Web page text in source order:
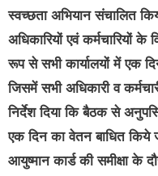
स्वच्छता अभियान संचालित
अधिकारियों एवं कर्मचारियों के
रूप से सभी कार्यालयों में एक
जिसमें सभी अधिकारी व
निर्देश दिया कि बैठक से
एक दिन का वेतन बाधित किये
आयुष्मान कार्ड की समीक्षा के